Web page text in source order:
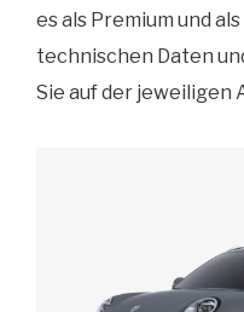
es als Premium und
technischen Daten
Sie auf der jeweiligen